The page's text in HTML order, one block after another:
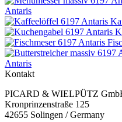
Antaris
Antaris
Kontakt
PICARD & WIELPÜTZ
Kronprinzenstraße 125
42655 Solingen / Germany